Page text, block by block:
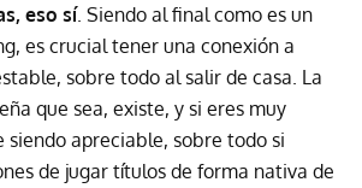
eso sí. Siendo al final como es un
es crucial tener una conexión a
sobre todo al salir de casa. La
que sea, existe, y si eres muy
siendo apreciable, sobre todo si
de jugar títulos de forma nativa de